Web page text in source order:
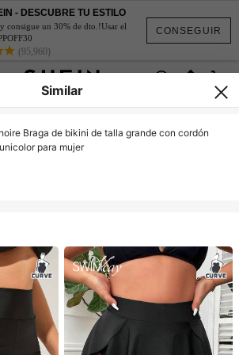
CONSEGUIR
- DESCUBRE TU ESTILO
y consigue un 30% de dto.!Usar el
(95,960)
Similar
Braga de bikini de talla grande con cordón
para mujer